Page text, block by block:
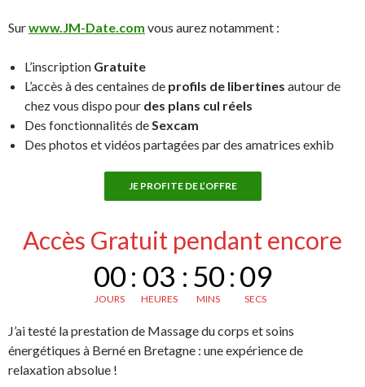
Surwww.JM-Date.com vous aurez notamment :
L’inscription Gratuite
L’accès à des centaines de profils de libertines autour de
chez vous dispo pour des plans cul réels
Des fonctionnalités deSexcam
Des photos et vidéos partagées par des amatrices exhib
JE PROFITE DE L’OFFRE
Accès Gratuit pendant encore
00
JOURS
: 03
HEURES
: 50
MINS
:08
SECS
J’ai testé la prestation de Massage du corps et soins
énergétiques à Berné en Bretagne : une expérience de
relaxation absolue !